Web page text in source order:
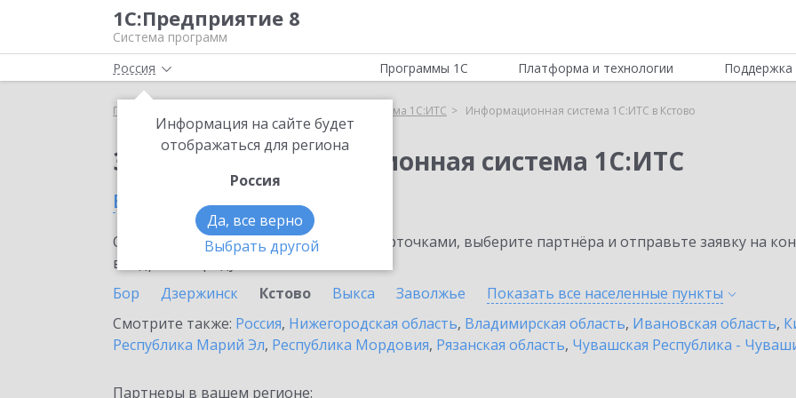
1С:Предприятие 8
Система программ
Россия
Информация на сайте будет
отображаться для региона
Россия
Да, все верно
Выбрать другой
Программы 1С Платформа и технологии Поддержка
Главная Информационная система 1С:ИТС Информационная система 1С:ИТС в Кстово
Заказать Информационная система 1С:ИТС
в Кстово
Ознакомьтесь с информационными карточками, выберите партнёра и отправьте заявку на
внедрение продукта.
Бор
Дзержинск Кстово Выкса Заволжье Показать все населенные пункты
Смотрите также: Россия, Нижегородская область, Владимирская область, Ивановская область,
Республика Марий Эл, Республика Мордовия, Рязанская область, Чувашская Республика -
Партнеры в вашем регионе: